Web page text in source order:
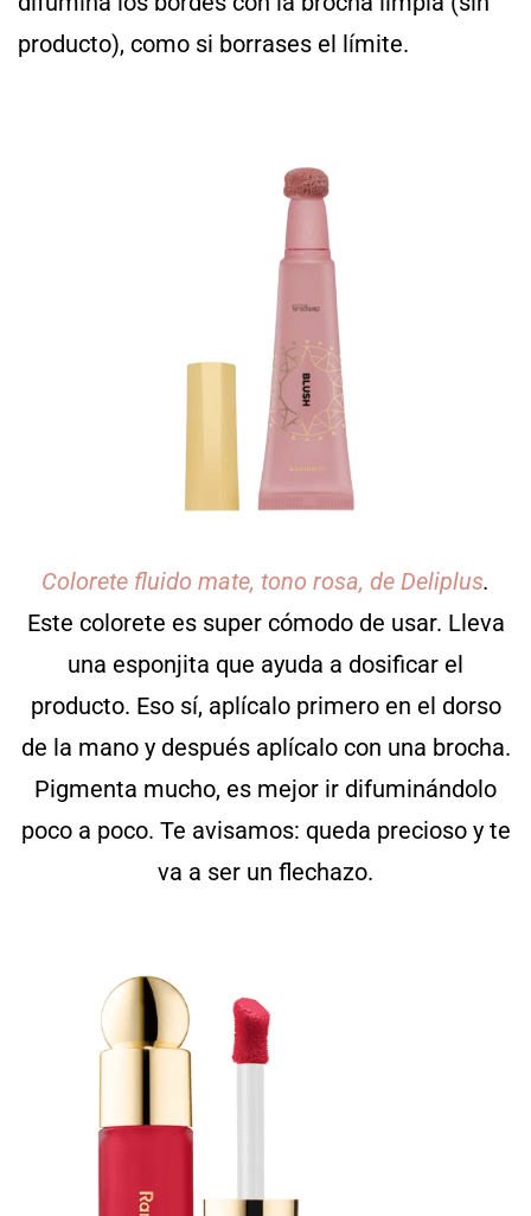
producto), como si borrases el límite.
Colorete fluido mate, tono rosa, de Deliplus.
Este colorete es super cómodo de usar. Lleva
una esponjita que ayuda a dosificar el
producto. Eso sí, aplícalo primero en el dorso
de la mano y después aplícalo con una brocha.
Pigmenta mucho, es mejor ir difuminándolo
poco a poco. Te avisamos: queda precioso y te
va a ser un flechazo.